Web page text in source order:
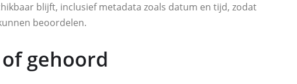
blijft, inclusief metadata zoals datum en tijd, zodat
beoordelen.
gehoord